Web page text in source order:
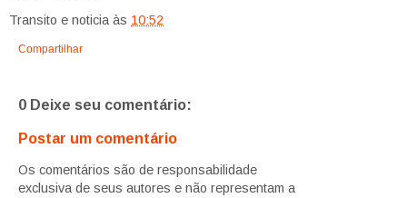
Transito e noticia às 10:52
Compartilhar
0 Deixe seu comentário:
Postar um comentário
Os comentários são de responsabilidade
exclusiva de seus autores e não representam a